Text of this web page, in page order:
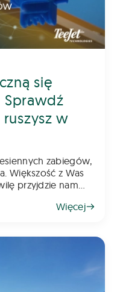
się
Sprawdź
w
zabiegów,
Większość z Was
przyjdzie nam
a w kole
Więcej